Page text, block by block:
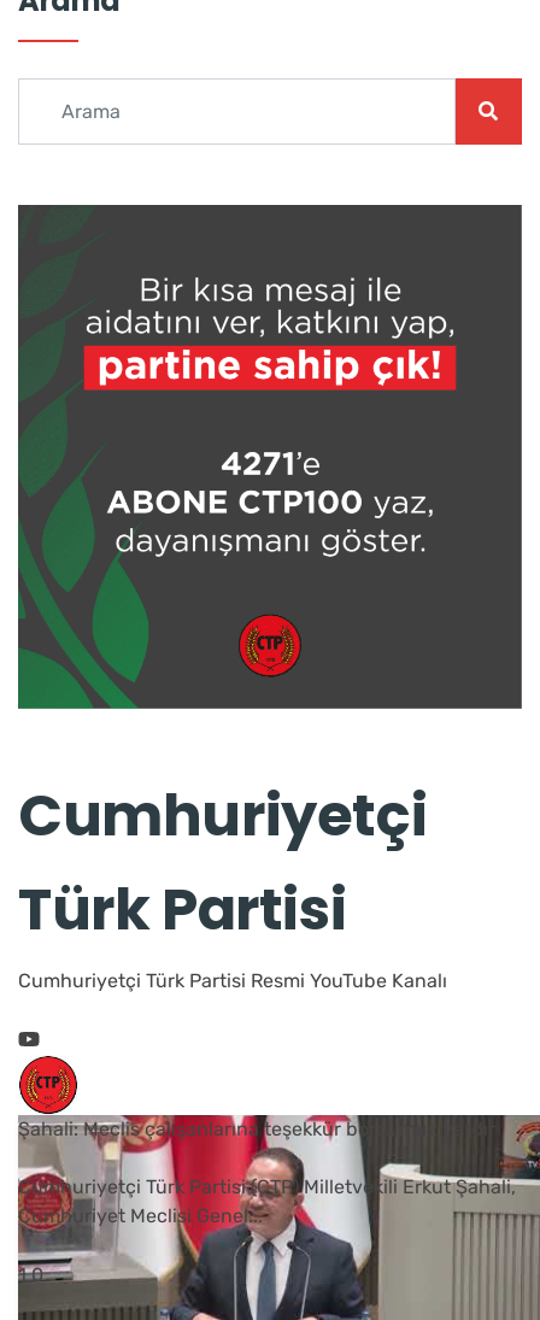
Cumhuriyetçi
Türk Partisi
Cumhuriyetçi Türk Partisi Resmi YouTube Kanalı
Şahali: Meclis çalışanlarına teşekkür borcumuz vardır
Cumhuriyetçi Türk Partisi (CTP) Milletvekili Erkut Şahali,
Cumhuriyet Meclisi Genel...
1 0